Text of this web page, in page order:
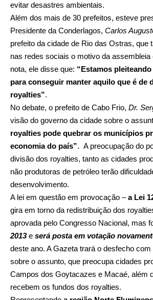
evitar desastres ambientais.
Além dos mais de 30 prefeitos, esteve
Presidente da Conderlagos, Carlos
prefeito da cidade de Rio das Ostras, que
nas redes sociais o motivo da assembleia
nota, ele disse que: “Estamos
para conseguir manter aquilo que é de
royalties”.
No debate, o prefeito de Cabo Frio, Dr.
visão do governo da cidade sobre o
royalties pode quebrar os municípios
economia do país”. A preocupação do
divisão dos royalties, tanto as cidades
não produtoras de petróleo terão
desenvolvimento.
A lei em questão em provocação –a Lei
gira em torno da redistribuição dos
aprovada pelo Congresso Nacional, mas
2013e será posta em votação
deste ano. A Gazeta trará o desfecho
sobre o assunto, que preocupa cidades
Campos dos Goytacazes e Macaé, além
recebem os fundos dos royalties.